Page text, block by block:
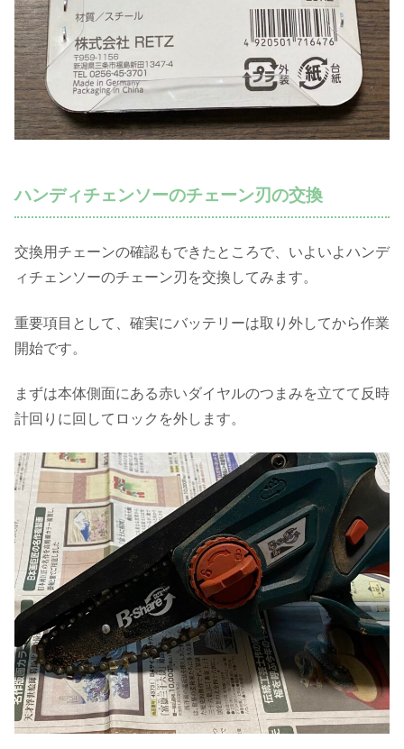
ハンディチェンソーのチェーン刃の交換
交換用チェーンの確認もできたところで、いよいよハンデ
ィチェンソーのチェーン刃を交換してみます。
重要項目として、確実にバッテリーは取り外してから作業
開始です。
まずは本体側面にある赤いダイヤルのつまみを立てて反時
計回りに回してロックを外します。